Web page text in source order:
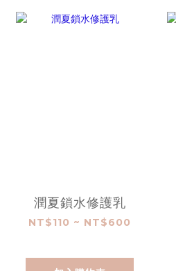
潤夏鎖水修護乳
NT$110 ~ NT$600